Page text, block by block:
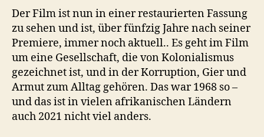
Der Film ist nun in einer restaurierten Fassung
zu sehen und ist, über fünfzig Jahre nach seiner
Premiere, immer noch aktuell.. Es geht im Film
um eine Gesellschaft, die von Kolonialismus
gezeichnet ist, und in der Korruption, Gier und
Armut zum Alltag gehören. Das war 1968 so –
und das ist in vielen afrikanischen Ländern
auch 2021 nicht viel anders.